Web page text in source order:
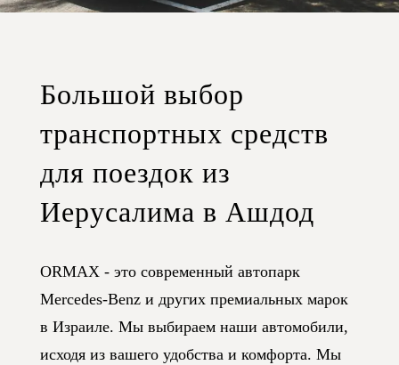
Большой выбор
транспортных средств
для поездок из
Иерусалима в Ашдод
ORMAX - это современный автопарк
Mercedes-Benz и других премиальных марок
в Израиле. Мы выбираем наши автомобили,
исходя из вашего удобства и комфорта. Мы